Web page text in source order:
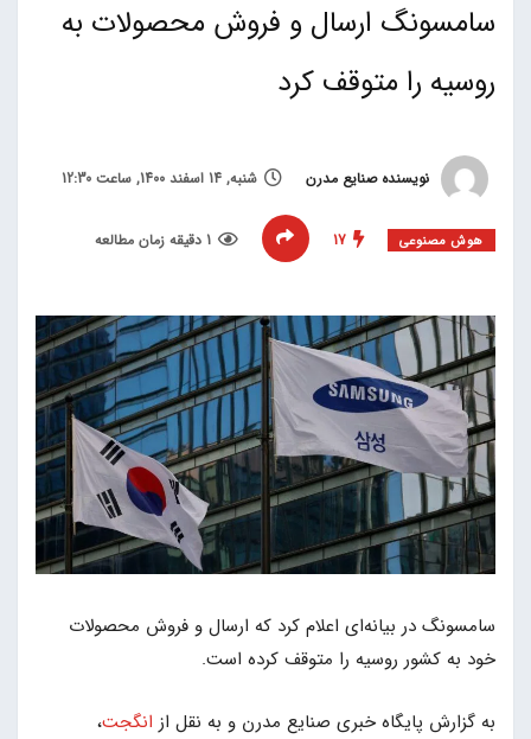
سامسونگ ارسال و فروش محصولات به
روسیه را متوقف کرد
نویسنده صنایع مدرن شنبه, 14 اسفند 1400, ساعت 12:30
هوش مصنوعی 17 1 دقیقه زمان مطالعه
سامسونگ در بیانه‌ای اعلام کرد که ارسال و فروش محصولات
خود به کشور روسیه را متوقف کرده است.
به گزارش پایگاه خبری صنایع مدرن و به نقل از انگجت،